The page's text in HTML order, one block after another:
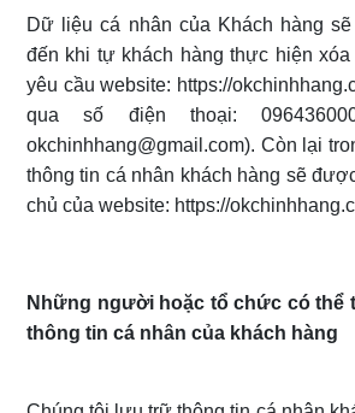
Dữ liệu cá nhân của Khách hàng
đến khi tự khách hàng thực hiện
yêu cầu website: https://
qua số điện thoại:
okchinhhang@gmail.com). Còn lại
thông tin cá nhân khách hàng sẽ
chủ của website: https://
Những người hoặc tổ chức có thể
thông tin cá nhân của khách hàng